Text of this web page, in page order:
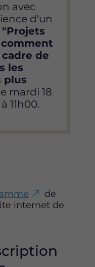
avec
d'un
"Projets
de
les
plus
mardi 18
11h00.
de
internet de